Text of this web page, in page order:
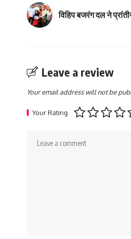
विहिप बजरंग दल ने
Leave a review
Your email address will not be
Your Rating